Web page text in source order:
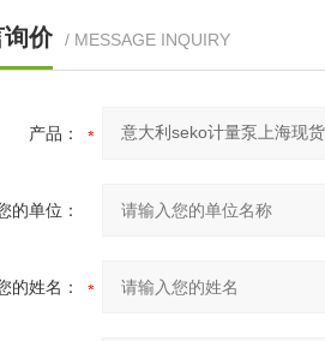
价 / MESSAGE INQUIRY
产品：
的单位：
的姓名：